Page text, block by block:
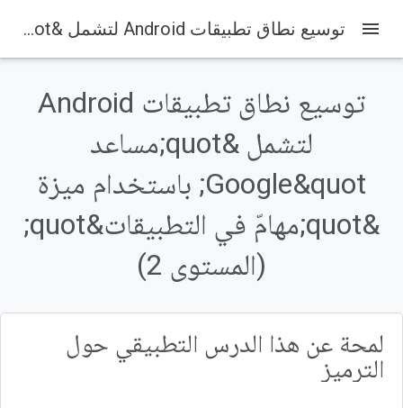
ما ستنشئه
أهداف الدورة التعليمية
المتطلبات الأساسية
menu توسيع نطاق تطبيقات Android لتشمل &quot;مساعد Google&quot; باستخدام ميزة &quot;مهامّ في التطبيقات&quot; (المستوى 2)
توسيع نطاق تطبيقات Android
لتشمل &quot;مساعد
Google&quot; باستخدام ميزة
&quot;مهامّ في التطبيقات&quot;
(المستوى 2)
لمحة عن هذا الدرس التطبيقي حول
الترميز